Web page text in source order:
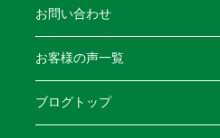
お問い合わせ
お客様の声一覧
ブログトップ